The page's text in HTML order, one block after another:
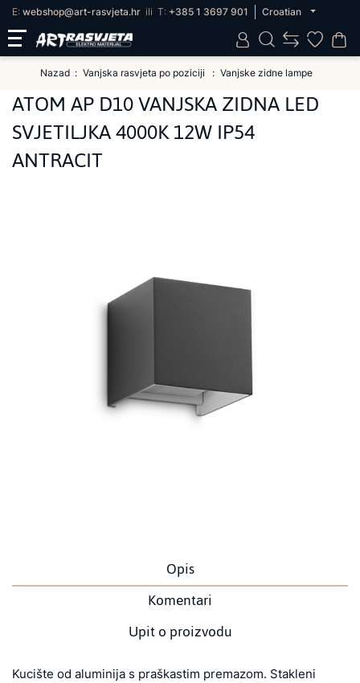
E: webshop@art-rasvjeta.hr ili T: +385 1 3697 901 Croatian
Nazad Vanjska rasvjeta po poziciji Vanjske zidne lampe
ATOM AP D10 VANJSKA ZIDNA LED
SVJETILJKA 4000K 12W IP54
ANTRACIT
Opis
Komentari
Upit o proizvodu
Kucište od aluminija s praškastim premazom. Stakleni